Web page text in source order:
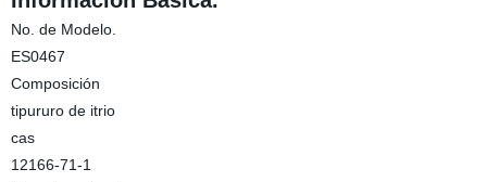
No. de Modelo.
ES0467
Composición
tipururo de itrio
cas
12166-71-1